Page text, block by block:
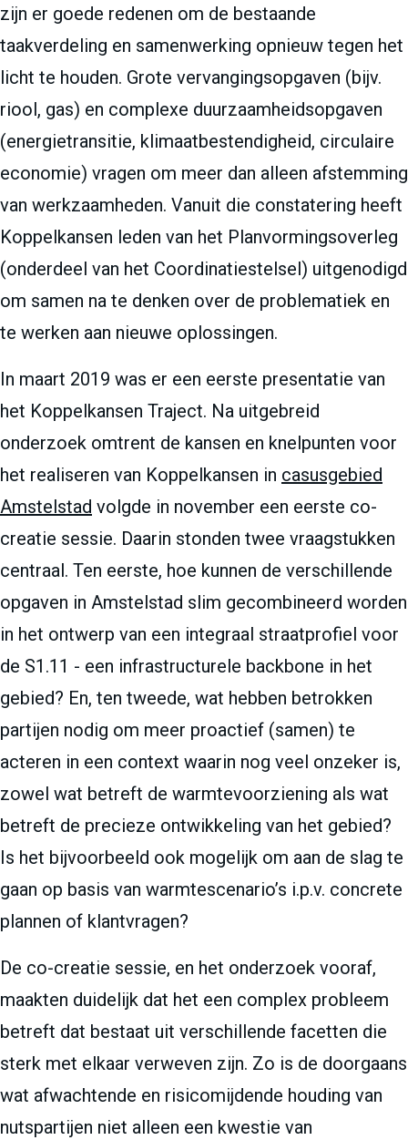
zijn er goede redenen om de bestaande
taakverdeling en samenwerking opnieuw tegen het
licht te houden. Grote vervangingsopgaven (bijv.
riool, gas) en complexe duurzaamheidsopgaven
(energietransitie, klimaatbestendigheid, circulaire
economie) vragen om meer dan alleen afstemming
van werkzaamheden. Vanuit die constatering heeft
Koppelkansen leden van het Planvormingsoverleg
(onderdeel van het Coordinatiestelsel) uitgenodigd
om samen na te denken over de problematiek en
te werken aan nieuwe oplossingen.
In maart 2019 was er een eerste presentatie van
het Koppelkansen Traject. Na uitgebreid
onderzoek omtrent de kansen en knelpunten voor
het realiseren van Koppelkansen in casusgebied
Amstelstad volgde in november een eerste co-
creatie sessie. Daarin stonden twee vraagstukken
centraal. Ten eerste, hoe kunnen de verschillende
opgaven in Amstelstad slim gecombineerd worden
in het ontwerp van een integraal straatprofiel voor
de S1.11 - een infrastructurele backbone in het
gebied? En, ten tweede, wat hebben betrokken
partijen nodig om meer proactief (samen) te
acteren in een context waarin nog veel onzeker is,
zowel wat betreft de warmtevoorziening als wat
betreft de precieze ontwikkeling van het gebied?
Is het bijvoorbeeld ook mogelijk om aan de slag te
gaan op basis van warmtescenario’s i.p.v. concrete
plannen of klantvragen?
De co-creatie sessie, en het onderzoek vooraf,
maakten duidelijk dat het een complex probleem
betreft dat bestaat uit verschillende facetten die
sterk met elkaar verweven zijn. Zo is de doorgaans
wat afwachtende en risicomijdende houding van
nutspartijen niet alleen een kwestie van